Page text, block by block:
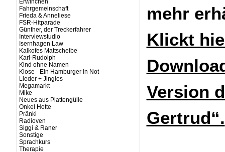
Erwinchen
Fahrgemeinschaft
Frieda & Anneliese
FSR-Hitparade
Günther, der Treckerfahrer
Interviewstudio
Isernhagen Law
Kalkofes Mattscheibe
Karl-Rudolph
Kind ohne Namen
Klose - Ein Hamburger in Not
Lieder + Jingles
Megamarkt
Mike
Neues aus Plattengülle
Onkel Hotte
Pränki
Radioven
Siggi & Raner
Sonstige
Sprachkurs
Therapie
mehr
Klickt
Version
Gertrud“.